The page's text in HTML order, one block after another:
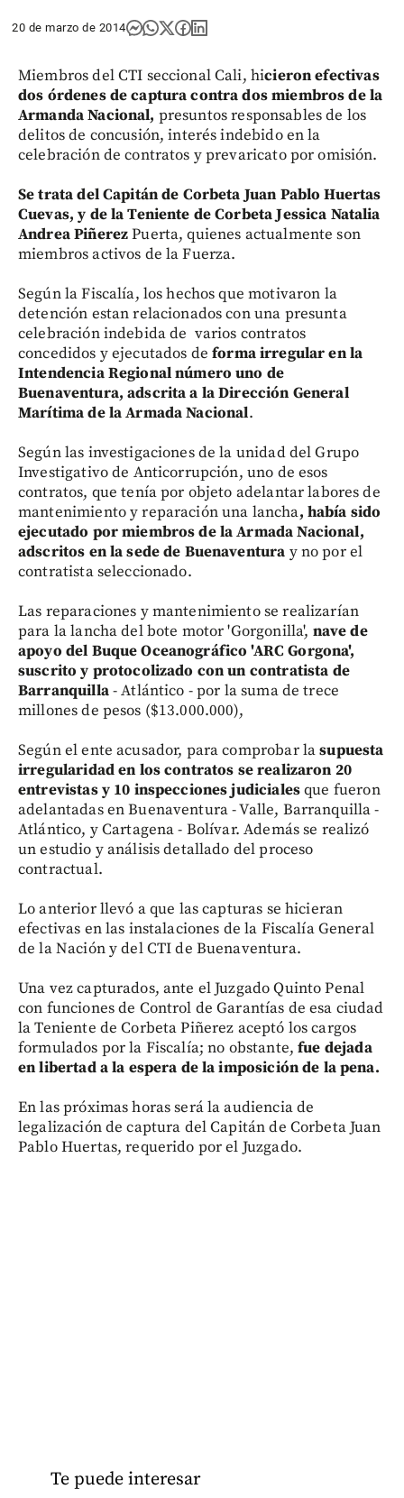
20 de marzo de 2014
Miembros del CTI seccional Cali, hicieron efectivas
dos órdenes de captura contra dos miembros de la
Armanda Nacional, presuntos responsables de los
delitos de concusión, interés indebido en la
celebración de contratos y prevaricato por omisión.
Se trata del Capitán de Corbeta Juan Pablo Huertas
Cuevas, y de la Teniente de Corbeta Jessica Natalia
Andrea PiñerezPuerta, quienes actualmente son
miembros activos de la Fuerza.
Según la Fiscalía, los hechos que motivaron la
detención estan relacionados con una presunta
celebración indebida de varios contratos
concedidos y ejecutados deforma irregular en la
Intendencia Regional número uno de
Buenaventura, adscrita a la Dirección General
Marítima de la Armada Nacional.
Según las investigaciones de la unidad del Grupo
Investigativo de Anticorrupción, uno de esos
contratos, que tenía por objeto adelantar labores de
mantenimiento y reparación una lancha, había sido
ejecutado por miembros de la Armada Nacional,
adscritos en la sede de Buenaventura y no por el
contratista seleccionado.
Las reparaciones y mantenimiento se realizarían
para la lancha del bote motor 'Gorgonilla', nave de
apoyo del Buque Oceanográfico 'ARC Gorgona',
suscrito y protocolizado con un contratista de
Barranquilla- Atlántico - por la suma de trece
millones de pesos ($13.000.000),
Según el ente acusador, para comprobar lasupuesta
irregularidad en los contratos se realizaron 20
entrevistas y 10 inspecciones judicialesque fueron
adelantadas en Buenaventura - Valle, Barranquilla -
Atlántico, y Cartagena - Bolívar. Además se realizó
un estudio y análisis detallado del proceso
contractual.
Lo anterior llevó a que las capturas se hicieran
efectivas en las instalaciones de la Fiscalía General
de la Nación y del CTI de Buenaventura.
Una vez capturados, ante el Juzgado Quinto Penal
con funciones de Control de Garantías de esa ciudad
la Teniente de Corbeta Piñerez aceptó los cargos
formulados por la Fiscalía; no obstante,fue dejada
en libertad a la espera de la imposición de la pena.
En las próximas horas será la audiencia de
legalización de captura del Capitán de Corbeta Juan
Pablo Huertas, requerido por el Juzgado.
Te puede interesar